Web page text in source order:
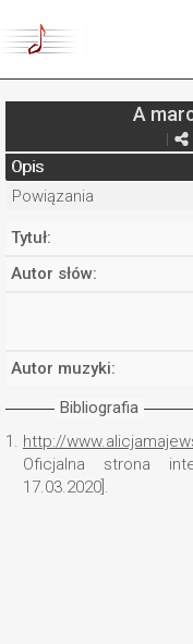
A
Opis
Powiązania
Tytuł:
Autor słów:
Autor muzyki:
Bibliografia
1. http://
Oficjalna strona
17.03.2020].